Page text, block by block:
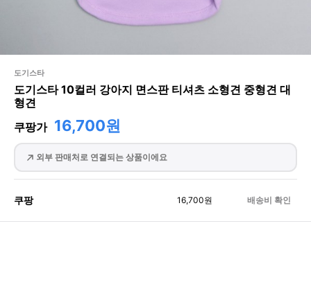
도기스타
도기스타 10컬러 강아지 면스판 티셔츠 소형견 중형견 대
형견
쿠팡가 16,700원
외부 판매처로 연결되는 상품이에요
쿠팡 16,700원 배송비 확인